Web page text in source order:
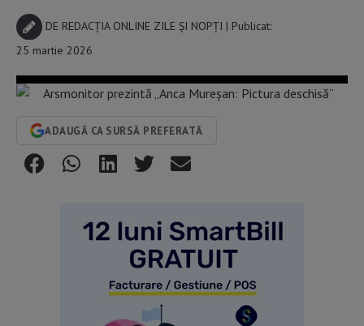
DE REDACȚIA ONLINE ZILE ȘI NOPȚI | Publicat:
25 martie 2026
ADAUGĂ CA SURSĂ PREFERATĂ